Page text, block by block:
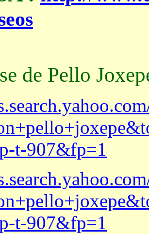
de Pello
t-907&fp=1
t-907&fp=1